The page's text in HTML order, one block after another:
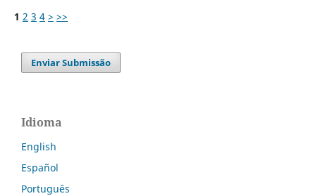
1 2 3 4 > >>
Enviar Submissão
Idioma
English
Español
Português